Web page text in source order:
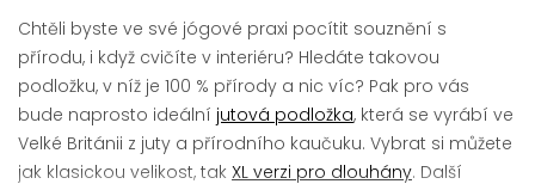
Chtěli byste ve své jógové praxi pocítit souznění s
přírodu, i když cvičíte v interiéru? Hledáte takovou
podložku, v níž je 100 % přírody a nic víc? Pak pro vás
bude naprosto ideální jutová podložka, která se vyrábí ve
Velké Británii z juty a přírodního kaučuku. Vybrat si můžete
jak klasickou velikost, tak XL verzi pro dlouhány. Další